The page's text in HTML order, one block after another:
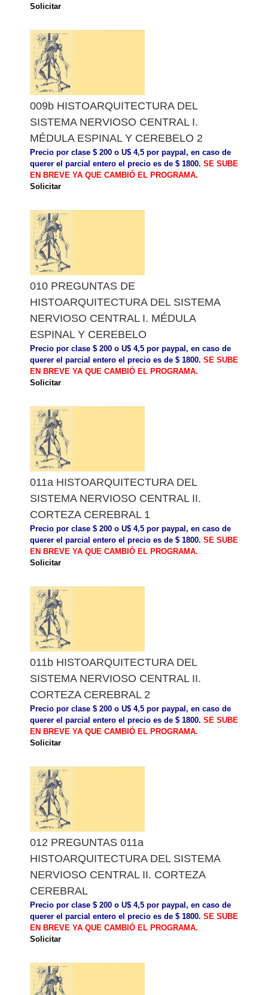
Solicitar
009b HISTOARQUITECTURA DEL
SISTEMA NERVIOSO CENTRAL I.
MÉDULA ESPINAL Y CEREBELO 2
Precio por clase $ 200 o U$ 4,5 por paypal, en caso de
querer el parcial entero el precio es de $ 1800. SE SUBE
EN BREVE YA QUE CAMBIÓ EL PROGRAMA.
Solicitar
010 PREGUNTAS DE
HISTOARQUITECTURA DEL SISTEMA
NERVIOSO CENTRAL I. MÉDULA
ESPINAL Y CEREBELO
Precio por clase $ 200 o U$ 4,5 por paypal, en caso de
querer el parcial entero el precio es de $ 1800. SE SUBE
EN BREVE YA QUE CAMBIÓ EL PROGRAMA.
Solicitar
011a HISTOARQUITECTURA DEL
SISTEMA NERVIOSO CENTRAL II.
CORTEZA CEREBRAL 1
Precio por clase $ 200 o U$ 4,5 por paypal, en caso de
querer el parcial entero el precio es de $ 1800. SE SUBE
EN BREVE YA QUE CAMBIÓ EL PROGRAMA.
Solicitar
011b HISTOARQUITECTURA DEL
SISTEMA NERVIOSO CENTRAL II.
CORTEZA CEREBRAL 2
Precio por clase $ 200 o U$ 4,5 por paypal, en caso de
querer el parcial entero el precio es de $ 1800. SE SUBE
EN BREVE YA QUE CAMBIÓ EL PROGRAMA.
Solicitar
012 PREGUNTAS 011a
HISTOARQUITECTURA DEL SISTEMA
NERVIOSO CENTRAL II. CORTEZA
CEREBRAL
Precio por clase $ 200 o U$ 4,5 por paypal, en caso de
querer el parcial entero el precio es de $ 1800. SE SUBE
EN BREVE YA QUE CAMBIÓ EL PROGRAMA.
Solicitar